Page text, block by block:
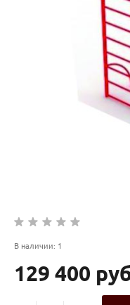
В наличии: 1
129 400